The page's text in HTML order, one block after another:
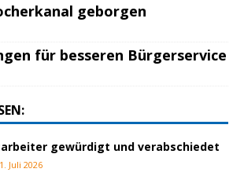
geborgen
für besseren Bürgerservice
gewürdigt und verabschiedet
Juli 2026